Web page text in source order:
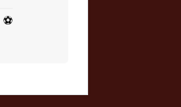
⚽